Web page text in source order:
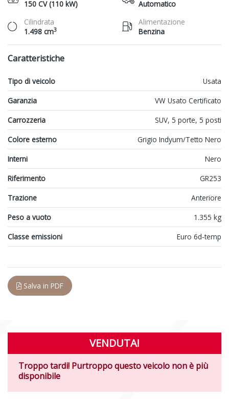
150 CV (110 kW)
Automatico
Cilindrata
1.498 cm3
Alimentazione
Benzina
Caratteristiche
Tipo di veicolo
Usata
Garanzia
VW Usato Certificato
Carrozzeria
SUV, 5 porte, 5 posti
Colore esterno
Grigio Indyum/Tetto Nero
Interni
Nero
Riferimento
GR253
Trazione
Anteriore
Peso a vuoto
1.355 kg
Classe emissioni
Euro 6d-temp
Salva in PDF
VENDUTA!
Troppo tardi! Purtroppo questo veicolo non è più
disponibile